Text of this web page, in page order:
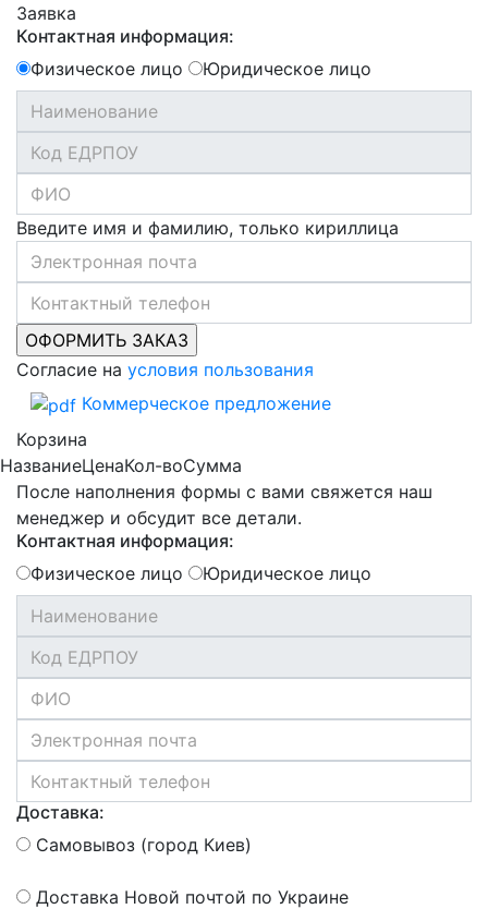
Заявка
Контактная информация:
Физическое лицо
Юридическое лицо
Введите имя и фамилию, только кириллица
Согласие на условия пользования
Коммерческое предложение
Корзина
НазваниеЦенаКол-воСумма
После наполнения формы с вами свяжется наш
менеджер и обсудит все детали.
Контактная информация:
Физическое лицо
Юридическое лицо
Доставка:
Самовывоз (город Киев)
Доставка Новой почтой по Украине